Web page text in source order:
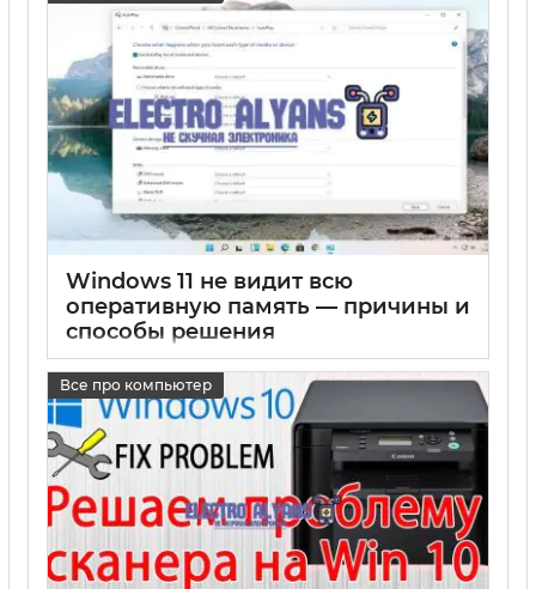
Windows 11 не видит всю
оперативную память — причины и
способы решения
Все про компьютер